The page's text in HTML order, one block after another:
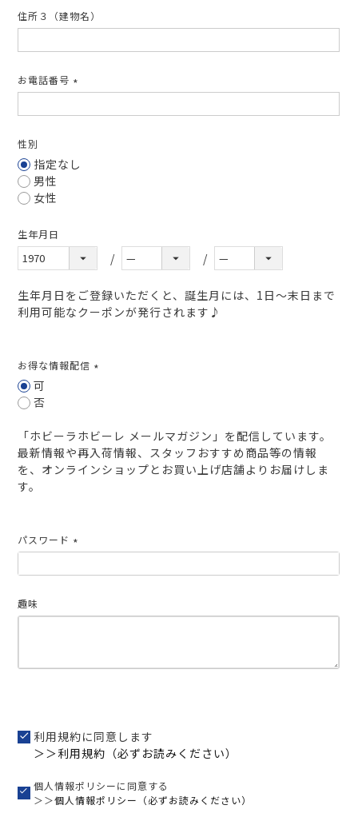
住所３（建物名）
お電話番号
須)
性別
指定なし
男性
女性
生年月日
生年月日をご登録いただくと、誕生月には、1日～末日まで
利用可能なクーポンが発行されます♪
お得な情報配信
可
否
「ホビーラホビーレ メールマガジン」を配信しています。
最新情報や再入荷情報、スタッフおすすめ商品等の情報
を、オンラインショップとお買い上げ店舗よりお届けしま
す。
パスワード
須)
趣味
利用規約に同意します
＞＞利用規約（必ずお読みください）
個人情報ポリシーに同意する
＞＞個人情報ポリシー（必ずお読みください）